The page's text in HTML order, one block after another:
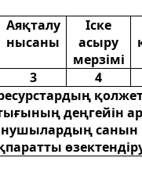
Аяқталу
нысаны
Іске
асыру
мерзімі
3 4
деңгейін
санын